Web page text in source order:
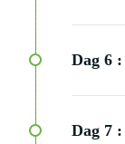
Dag 6 :
Dag 7 :